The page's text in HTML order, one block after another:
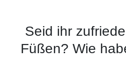
Seid ihr
Füßen? Wie